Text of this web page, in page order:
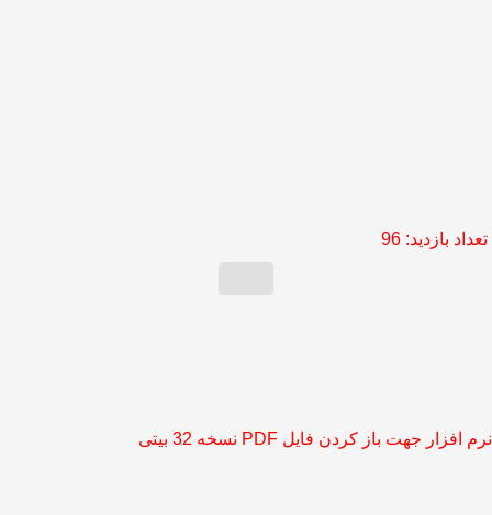
تعداد بازدید: 96
نرم افزار جهت باز کردن فایل PDF نسخه 32 بیتی